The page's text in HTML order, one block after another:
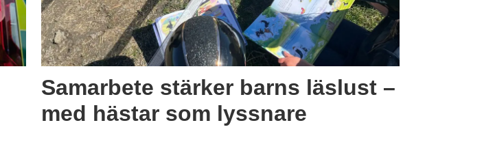
Samarbete stärker barns läslust –
med hästar som lyssnare